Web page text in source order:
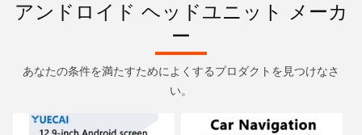
アンドロイド ヘッドユニット メーカ
ー
あなたの条件を満たすためによくするプロダクトを見つけなさ
い。